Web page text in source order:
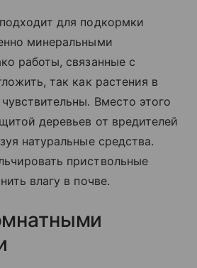
для подкормки
минеральными
работы, связанные с
так как растения в
Вместо этого
деревьев от вредителей
натуральные средства.
приствольные
влагу в почве.